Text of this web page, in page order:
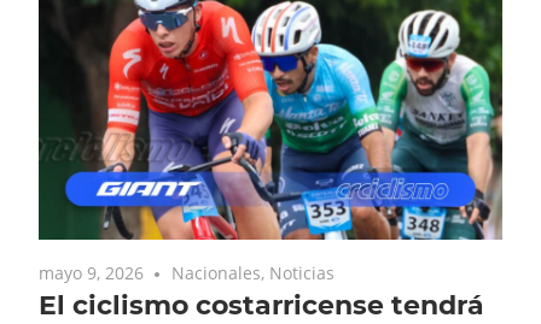
mayo 9, 2026 Nacionales, Noticias
El ciclismo costarricense tendrá